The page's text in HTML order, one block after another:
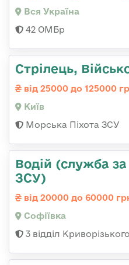
Вся Україна
42 ОМБр
Стрілець,
від 25000 до 125000
Київ
Морська Піхота ЗСУ
Водій (служба
ЗСУ)
від 20000 до 60000
Софіївка
3 відділ